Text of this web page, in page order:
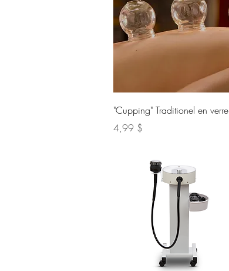
Aperçu rapide
"Cupping" Traditionel en verre
Prix
4,99 $